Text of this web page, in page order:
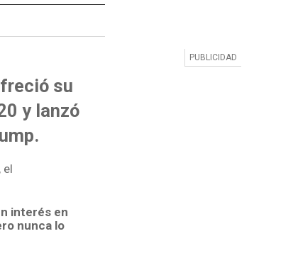
su
y lanzó
el
interés en
nunca lo